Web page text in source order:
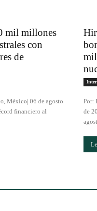
mil millones
con
de
México| 06 de agosto
financiero al
Por:
de